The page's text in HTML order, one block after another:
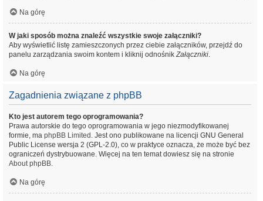
Na górę
W jaki sposób można znaleźć wszystkie swoje załączniki?
Aby wyświetlić listę zamieszczonych przez ciebie załączników, przejdź do
panelu zarządzania swoim kontem i kliknij odnośnikZałączniki.
Na górę
Zagadnienia związane z phpBB
Kto jest autorem tego oprogramowania?
Prawa autorskie do tego oprogramowania w jego niezmodyfikowanej
formie, ma phpBB Limited . Jest ono publikowane na licencji GNU General
Public License wersja 2 (GPL-2.0), co w praktyce oznacza, że może być bez
ograniczeń dystrybuowane. Więcej na ten temat dowiesz się na stronie
About phpBB.
Na górę